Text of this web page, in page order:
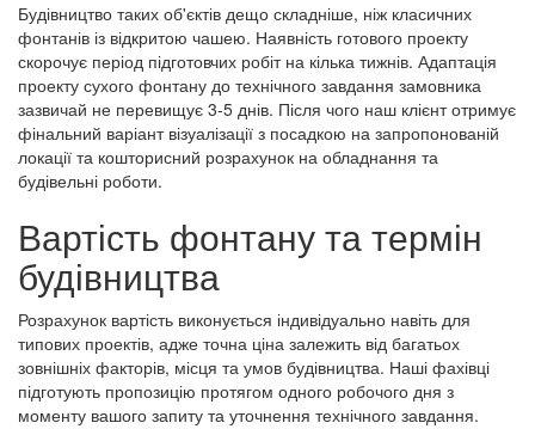
Будівництво таких об'єктів дещо складніше, ніж класичних
фонтанів із відкритою чашею. Наявність готового проекту
скорочує період підготовчих робіт на кілька тижнів. Адаптація
проекту сухого фонтану до технічного завдання замовника
зазвичай не перевищує 3-5 днів. Після чого наш клієнт отримує
фінальний варіант візуалізації з посадкою на запропонованій
локації та кошторисний розрахунок на обладнання та
будівельні роботи.
Вартість фонтану та термін
будівництва
Розрахунок вартість виконується індивідуально навіть для
типових проектів, адже точна ціна залежить від багатьох
зовнішніх факторів, місця та умов будівництва. Наші фахівці
підготують пропозицію протягом одного робочого дня з
моменту вашого запиту та уточнення технічного завдання.